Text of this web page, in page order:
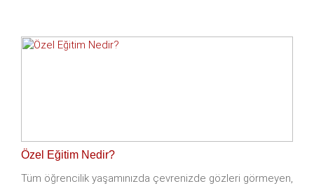
Özel Eğitim Nedir?
Tüm öğrencilik yaşamınızda çevrenizde gözleri görmeyen,